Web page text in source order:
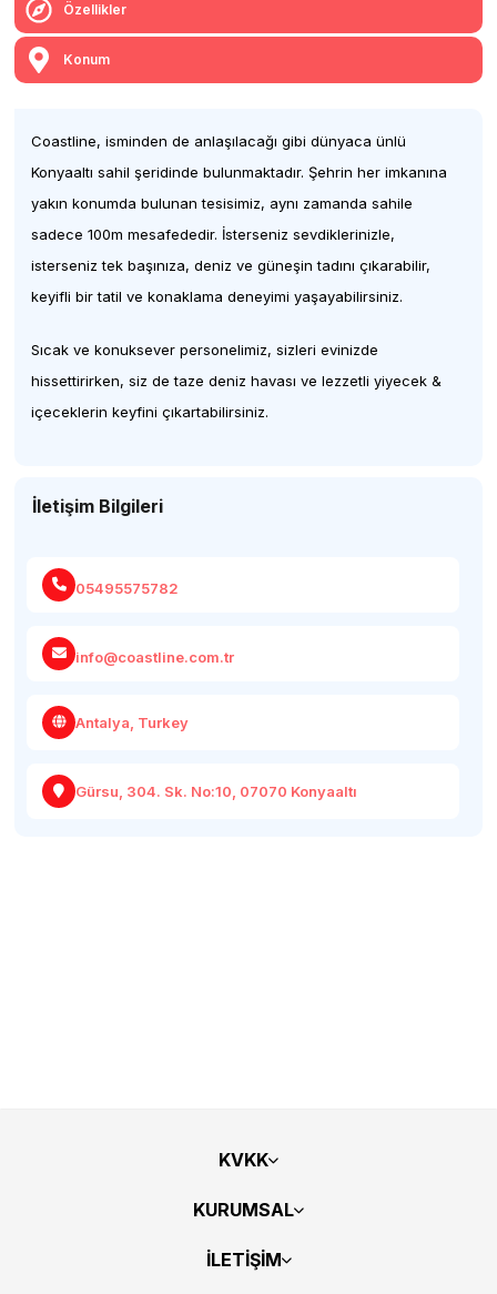
Özellikler
Konum
Coastline, isminden de anlaşılacağı gibi dünyaca ünlü
Konyaaltı sahil şeridinde bulunmaktadır. Şehrin her imkanına
yakın konumda bulunan tesisimiz, aynı zamanda sahile
sadece 100m mesafededir. İsterseniz sevdiklerinizle,
isterseniz tek başınıza, deniz ve güneşin tadını çıkarabilir,
keyifli bir tatil ve konaklama deneyimi yaşayabilirsiniz.
Sıcak ve konuksever personelimiz, sizleri evinizde
hissettirirken, siz de taze deniz havası ve lezzetli yiyecek &
içeceklerin keyfini çıkartabilirsiniz.
İletişim Bilgileri
05495575782
info@coastline.com.tr
Antalya, Turkey
Gürsu, 304. Sk. No:10, 07070 Konyaaltı
KVKK
KURUMSAL
İLETİŞİM